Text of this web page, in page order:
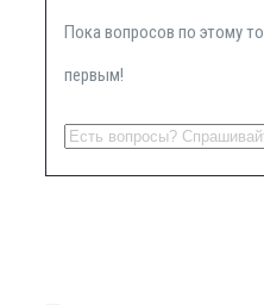
Пока вопросов по этому
первым!